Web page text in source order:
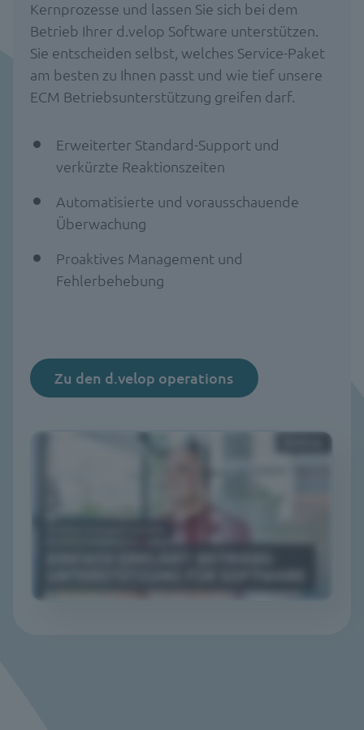
Kernprozesse und lassen Sie sich bei dem
Betrieb Ihrer d.velop Software unterstützen.
Sie entscheiden selbst, welches Service-Paket
am besten zu Ihnen passt und wie tief unsere
ECM Betriebsunterstützung greifen darf.
Erweiterter Standard-Support und
verkürzte Reaktionszeiten
Automatisierte und vorausschauende
Überwachung
Proaktives Management und
Fehlerbehebung
Zu den d.velop operations